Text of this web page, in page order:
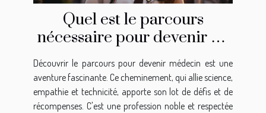
Quel est le parcours
nécessaire pour devenir un
médecin ?
Découvrir le parcours pour devenir médecin est une
aventure fascinante. Ce cheminement, qui allie science,
empathie et technicité, apporte son lot de défis et de
récompenses. C'est une profession noble et respectée